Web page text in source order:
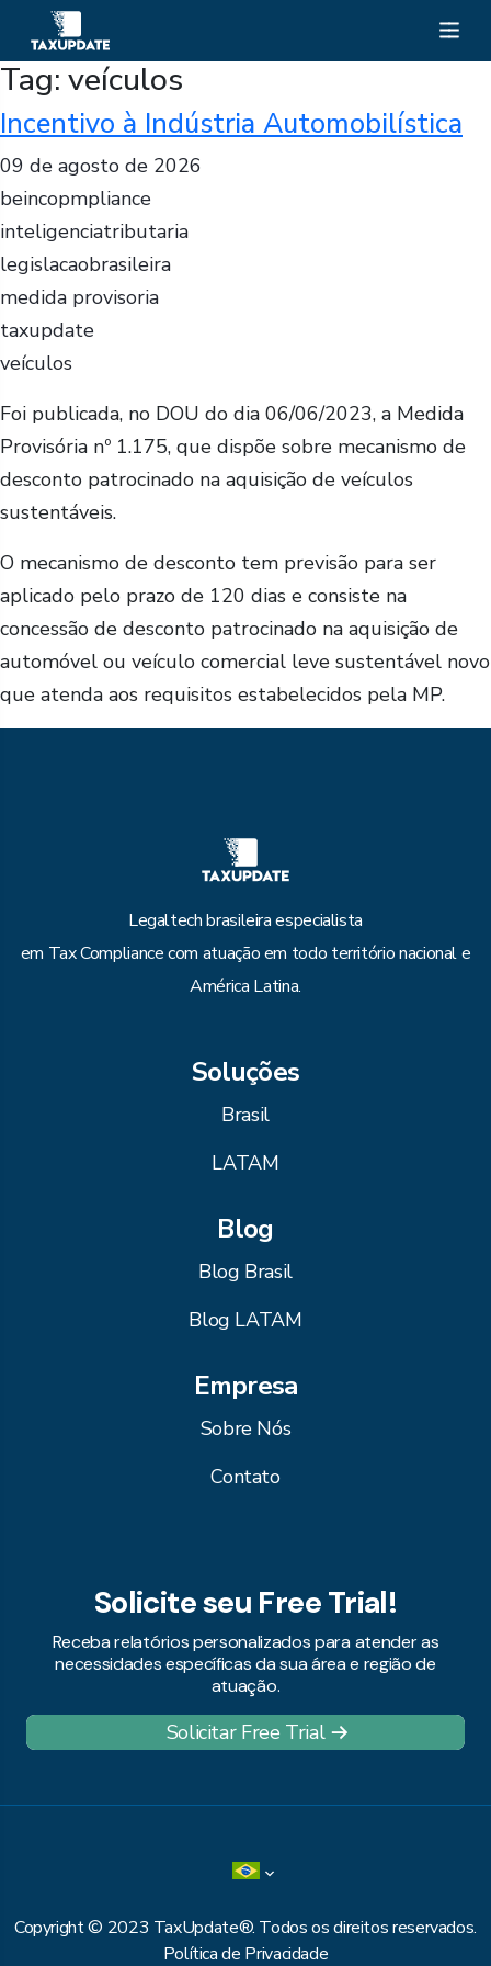
Tag: veículos
Incentivo à Indústria Automobilística
09 de agosto de 2026
beincopmpliance
inteligenciatributaria
legislacaobrasileira
medida provisoria
taxupdate
veículos
Foi publicada, no DOU do dia 06/06/2023, a Medida
Provisória nº 1.175, que dispõe sobre mecanismo de
desconto patrocinado na aquisição de veículos
sustentáveis.
O mecanismo de desconto tem previsão para ser
aplicado pelo prazo de 120 dias e consiste na
concessão de desconto patrocinado na aquisição de
automóvel ou veículo comercial leve sustentável novo
que atenda aos requisitos estabelecidos pela MP.
Legaltech brasileira especialista
em Tax Compliance com atuação em todo território nacional e
América Latina.
Soluções
Brasil
LATAM
Blog
Blog Brasil
Blog LATAM
Empresa
Sobre Nós
Contato
Solicite seu Free Trial!
Receba relatórios personalizados para atender as
necessidades específicas da sua área e região de
atuação.
Solicitar Free Trial
Copyright © 2023 TaxUpdate®. Todos os direitos reservados.
Política de Privacidade